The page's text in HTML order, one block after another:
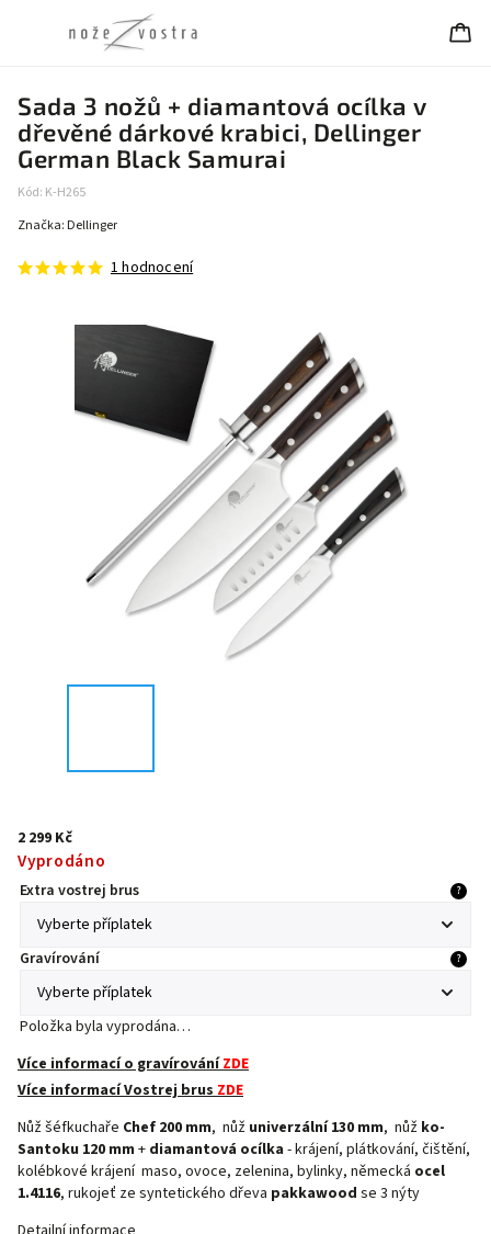
Sada 3 nožů + diamantová ocílka v
dřevěné dárkové krabici, Dellinger
German Black Samurai
Kód: K-H265
1 hodnocení
Značka: Dellinger
2 299 Kč
Vyprodáno
Extra vostrej brus ?
Gravírování ?
Položka byla vyprodána…
Více informací o gravírováníZDE
Více informací Vostrej brusZDE
Nůž šéfkuchaře Chef 200 mm, nůž univerzální 130 mm, nůž ko-
Santoku 120 mm + diamantová ocílka - krájení, plátkování, čištění,
kolébkové krájení maso, ovoce, zelenina, bylinky, německá ocel
1.4116, rukojeť ze syntetického dřeva pakkawood se 3 nýty